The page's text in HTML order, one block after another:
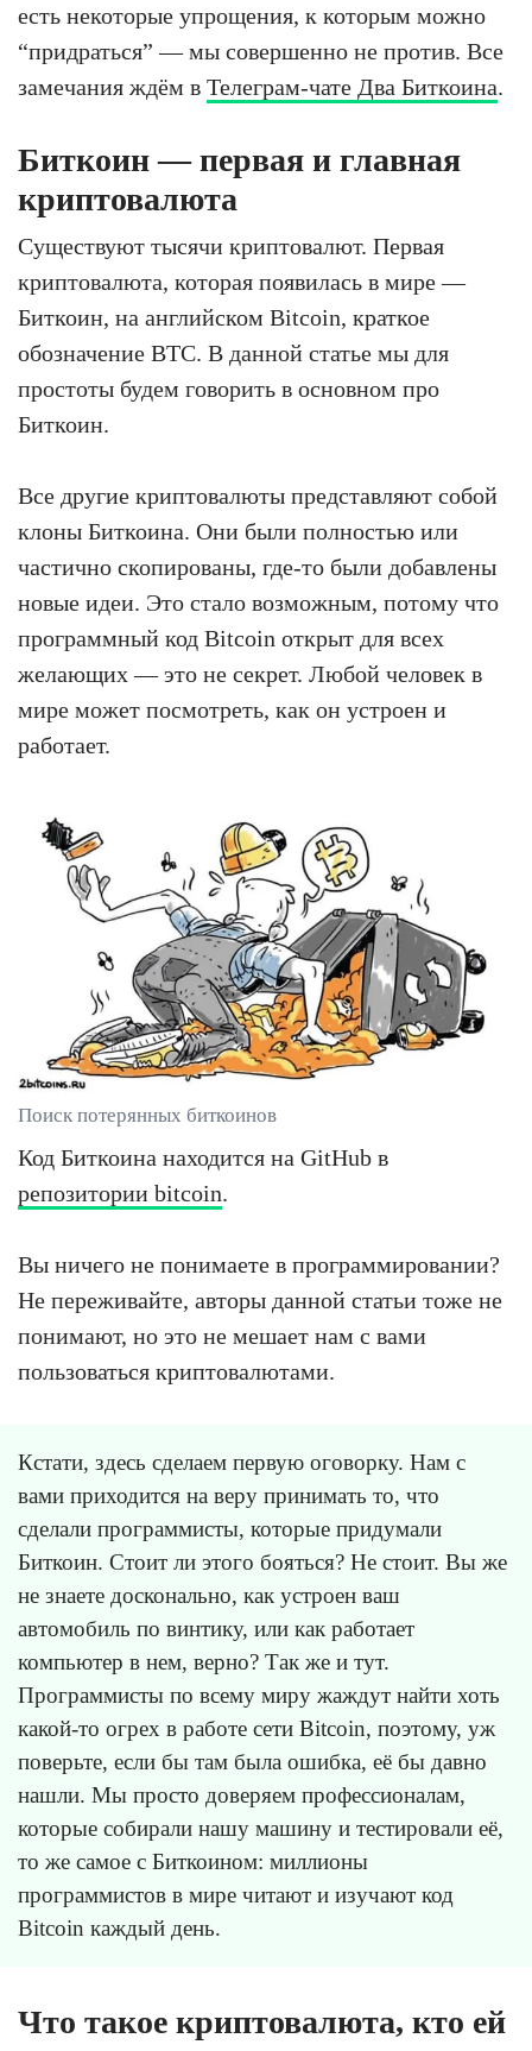
есть некоторые упрощения, к которым можно
“придраться” — мы совершенно не против. Все
замечания ждём в Телеграм-чате Два Биткоина.
Биткоин — первая и главная
криптовалюта
Существуют тысячи криптовалют. Первая
криптовалюта, которая появилась в мире —
Биткоин, на английском Bitcoin, краткое
обозначение BTC. В данной статье мы для
простоты будем говорить в основном про
Биткоин.
Все другие криптовалюты представляют собой
клоны Биткоина. Они были полностью или
частично скопированы, где-то были добавлены
новые идеи. Это стало возможным, потому что
программный код Bitcoin открыт для всех
желающих — это не секрет. Любой человек в
мире может посмотреть, как он устроен и
работает.
Поиск потерянных биткоинов
Код Биткоина находится на GitHub в
репозитории bitcoin.
Вы ничего не понимаете в программировании?
Не переживайте, авторы данной статьи тоже не
понимают, но это не мешает нам с вами
пользоваться криптовалютами.
Кстати, здесь сделаем первую оговорку. Нам с
вами приходится на веру принимать то, что
сделали программисты, которые придумали
Биткоин. Стоит ли этого бояться? Не стоит. Вы же
не знаете досконально, как устроен ваш
автомобиль по винтику, или как работает
компьютер в нем, верно? Так же и тут.
Программисты по всему миру жаждут найти хоть
какой-то огрех в работе сети Bitcoin, поэтому, уж
поверьте, если бы там была ошибка, её бы давно
нашли. Мы просто доверяем профессионалам,
которые собирали нашу машину и тестировали её,
то же самое с Биткоином: миллионы
программистов в мире читают и изучают код
Bitcoin каждый день.
Что такое криптовалюта, кто ей